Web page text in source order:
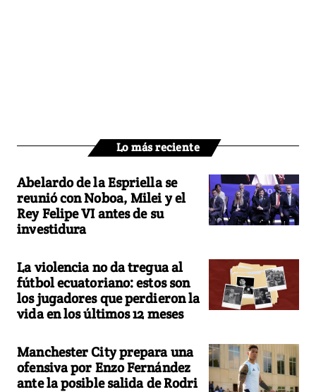
Lo más reciente
Abelardo de la Espriella se
reunió con Noboa, Milei y el
Rey Felipe VI antes de su
investidura
La violencia no da tregua al
fútbol ecuatoriano: estos son
los jugadores que perdieron la
vida en los últimos 12 meses
Manchester City prepara una
ofensiva por Enzo Fernández
ante la posible salida de Rodri